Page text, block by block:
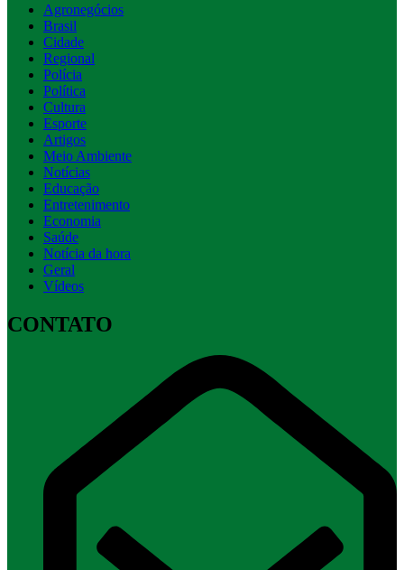
Agronegócios
Brasil
Cidade
Regional
Polícia
Política
Cultura
Esporte
Artigos
Meio Ambiente
Notícias
Educação
Entretenimento
Economia
Saúde
Notícia da hora
Geral
Vídeos
CONTATO